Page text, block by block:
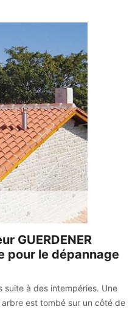
GUERDENER
pour le dépannage
à des intempéries. Une
arbre est tombé sur un côté de